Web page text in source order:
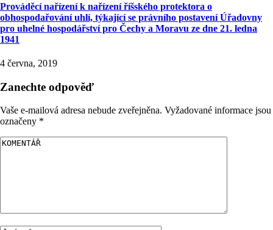
Prováděcí nařízení k nařízení říšského protektora o
obhospodařování uhlí, týkající se právního postavení Úřadovny
pro uhelné hospodářství pro Čechy a Moravu ze dne 21. ledna
1941
4 června, 2019
Zanechte odpověď
Vaše e-mailová adresa nebude zveřejněna. Vyžadované informace jsou
označeny *